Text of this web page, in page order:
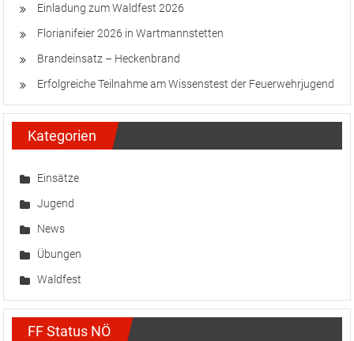
Einladung zum Waldfest 2026
Florianifeier 2026 in Wartmannstetten
Brandeinsatz – Heckenbrand
Erfolgreiche Teilnahme am Wissenstest der Feuerwehrjugend
Kategorien
Einsätze
Jugend
News
Übungen
Waldfest
FF Status NÖ